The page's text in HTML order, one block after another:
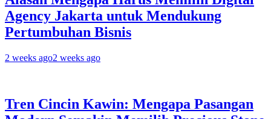
Agency Jakarta untuk Mendukung
Pertumbuhan Bisnis
2 weeks ago2 weeks ago
Tren Cincin Kawin: Mengapa Pasangan